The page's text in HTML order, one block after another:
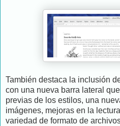
También destaca la inclusión
con una nueva barra lateral
previas de los estilos, una
imágenes, mejoras en la
variedad de formato de